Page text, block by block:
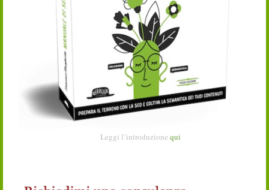
Leggi l’introduzione qui